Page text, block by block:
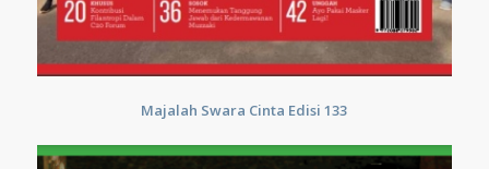
Majalah Swara Cinta Edisi 133